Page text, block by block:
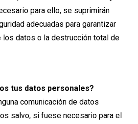
para ello, se suprimirán
adecuadas para garantizar
los datos o la destrucción total de
tus datos personales?
comunicación de datos
salvo, si fuese necesario para el